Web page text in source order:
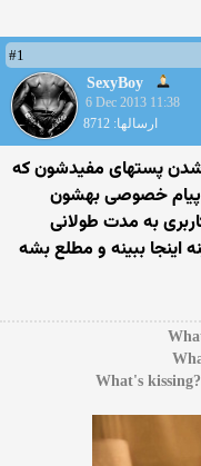
#1
SexyBoy
6 Dec 2013 11:38
ارسالها: 8712
شدن پستهای مفیدشون که
پیام خصوصی بهشون
به مدت طولانی
اینجا ببینه و مطلع بشه